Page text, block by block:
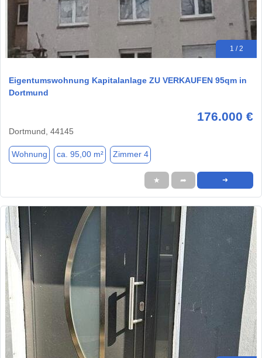
1 / 2
Eigentumswohnung Kapitalanlage ZU VERKAUFEN 95qm in
Dortmund
176.000 €
Dortmund, 44145
Wohnung ca. 95,00 m² Zimmer 4
★ ➦ ➜